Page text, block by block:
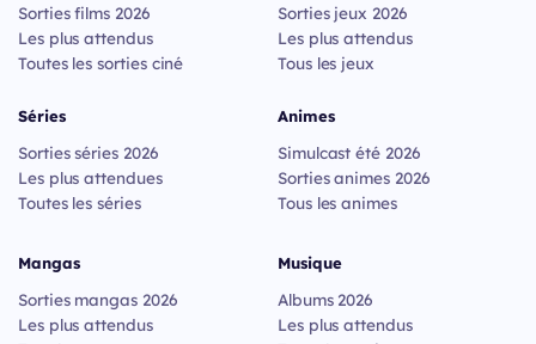
Sorties films 2026
Les plus attendus
Toutes les sorties ciné
Séries
Sorties séries 2026
Les plus attendues
Toutes les séries
Sorties jeux 2026
Les plus attendus
Tous les jeux
Animes
Simulcast été 2026
Sorties animes 2026
Tous les animes
Mangas
Sorties mangas 2026
Les plus attendus
Musique
Albums 2026
Les plus attendus